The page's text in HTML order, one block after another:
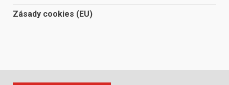
Zásady cookies (EU)